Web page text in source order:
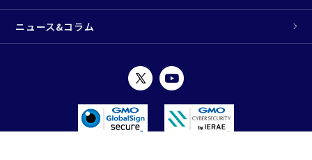
ニュース&コラム